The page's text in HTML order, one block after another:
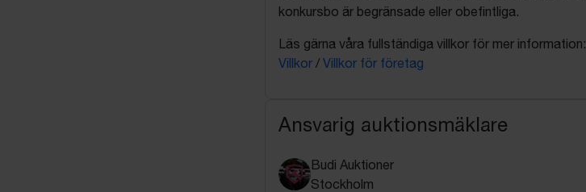
konkursbo är begränsade eller obefintliga.
Läs gärna våra fullständiga villkor för mer information:
Villkor / Villkor för företag
Ansvarig auktionsmäklare
Budi Auktioner
Stockholm